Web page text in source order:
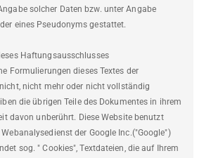
solcher Daten bzw. unter Angabe
eines Pseudonyms gestattet.
Haftungsausschlusses
Formulierungen dieses Textes der
nicht mehr oder nicht vollständig
die übrigen Teile des Dokumentes in ihrem
davon unberührt. Diese Website benutzt
der Google Inc.("Google")
sog. " Cookies", Textdateien, die auf Ihrem